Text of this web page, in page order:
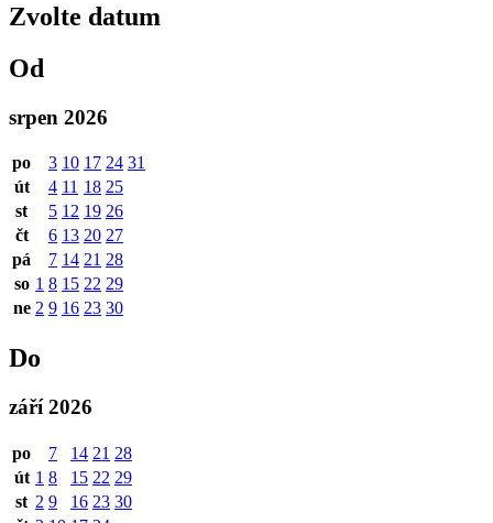
Zvolte datum
Od
srpen 2026
po 3 10 17 24 31
út
4 11 18 25
st
5 12 19 26
čt
6 13 20 27
pá
7 14 21 28
so 1 8 15 22 29
ne 2 9 16 23 30
Do
září 2026
po 7 14 21 28
út 1 8 15 22 29
st 2 9 16 23 30